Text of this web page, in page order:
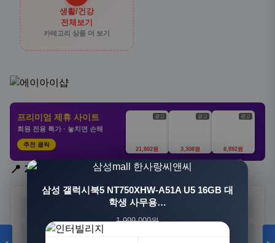
생활/건강
전체보기
카테고리 상품 더 보기
프리미엄 제휴 사이트
회원 전용 특가 · 놓치면 손해
추천 클릭
광고
21,802원
광고
3,308원
광고
8,892원
📍 지역 선택
부산 대구
광주 대전 세종
[3+1] 동국제약 마이핏 V 활성엽산 임신준비 임산
부영양 30정, 4개
100,000원
삼성 갤럭시북5 NT750XHW-A51A U5 16GB 대
학생 사무용…
1,999,000원